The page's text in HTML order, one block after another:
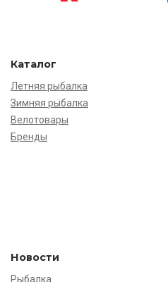
Каталог
Летняя рыбалка
Зимняя рыбалка
Велотовары
Бренды
Новости
Рыбалка